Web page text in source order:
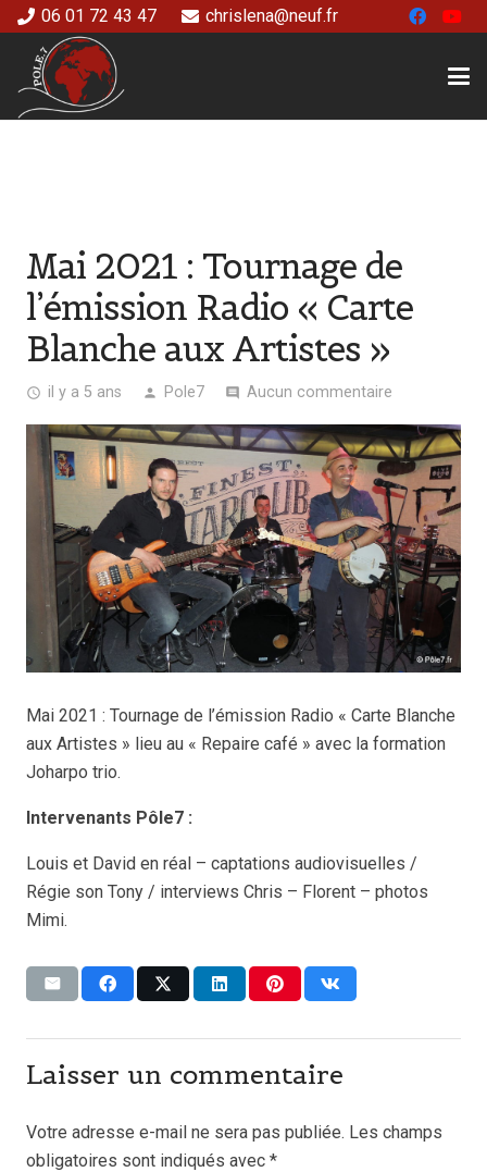
06 01 72 43 47 chrislena@neuf.fr
Mai 2021 : Tournage de
l’émission Radio « Carte
Blanche aux Artistes »
access_time il y a 5 ans person Pole7 comment Aucun commentaire
Mai 2021 : Tournage de l’émission Radio « Carte Blanche
aux Artistes » lieu au « Repaire café » avec la formation
Joharpo trio.
Intervenants Pôle7 :
Louis et David en réal – captations audiovisuelles /
Régie son Tony / interviews Chris – Florent – photos
Mimi.
Laisser un commentaire
Votre adresse e-mail ne sera pas publiée. Les champs
obligatoires sont indiqués avec *